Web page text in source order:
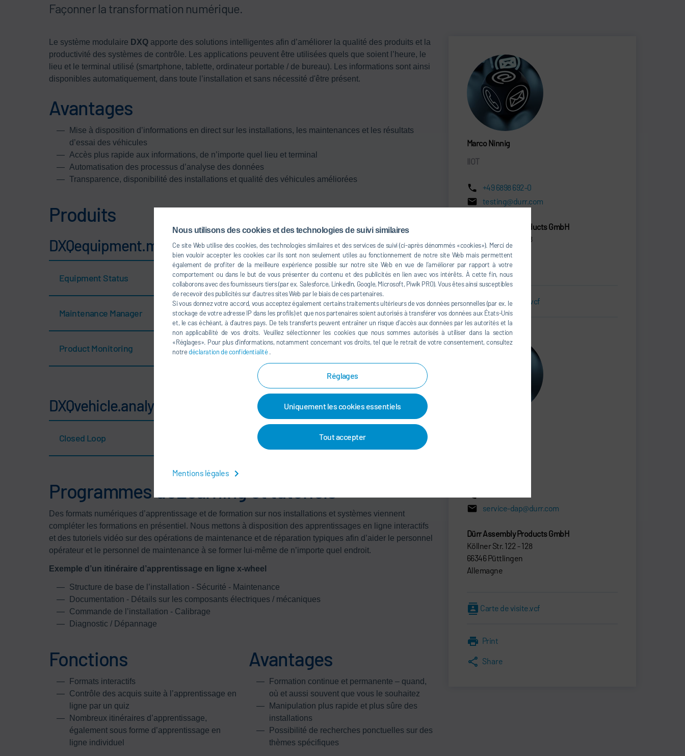
Nous utilisons des cookies et des technologies de suivi similaires
Ce site Web utilise des cookies, des technologies similaires et des services de suivi (ci-après dénommés «cookies»). Merci de
bien vouloir accepter les cookies car ils sont non seulement utiles au fonctionnement de notre site Web mais permettent
également de profiter de la meilleure expérience possible sur notre site Web en vue de l’améliorer par rapport à votre
comportement ou dans le but de vous présenter du contenu et des publicités en lien avec vos intérêts. À cette fin, nous
collaborons avec des fournisseurs tiers (par ex. Salesforce, LinkedIn, Google, Microsoft, Piwik PRO). Vous êtes ainsi susceptibles
de recevoir des publicités sur d’autres sites Web par le biais de ces partenaires.
Si vous donnez votre accord, vous acceptez également certains traitements ultérieurs de vos données personnelles (par ex. le
stockage de votre adresse IP dans les profils) et que nos partenaires soient autorisés à transférer vos données aux États-Unis
et, le cas échéant, à d’autres pays. De tels transferts peuvent entraîner un risque d’accès aux données par les autorités et la
non applicabilité de vos droits. Veuillez sélectionner les cookies que nous sommes autorisés à utiliser dans la section
«Réglages». Pour plus d’informations, notamment concernant vos droits, tel que le retrait de votre consentement, consultez
notredéclaration de confidentialité .
Réglages
Uniquement les cookies essentiels
Tout accepter
Mentions légales
Façonner la transformation numérique.
Le système modulaire DXQ apporte des solutions intelligentes afin d’améliorer la qualité des produits et la
productivité des systèmes de contrôle. Les applications peuvent être utilisées quels que soient l’heure, le
lieu et le terminal utilisé (smartphone, tablette, ordinateur portable / de bureau). Les informations sont ainsi
disponibles automatiquement, dans toute l’installation et sans nécessité d'être présent.
Avantages
Mise à disposition d’informations en direct sur les installations, les maintenances et les résultats
d’essai des véhicules
Accès plus rapide aux informations, de n’importe quel lieu et terminal
Automatisation des processus d’analyse des données
Transparence, disponibilité des installations et qualité des véhicules améliorées
Produits
DXQequipment.monitoring for testing
Equipment Status
Maintenance Manager
Product Monitoring
DXQvehicle.analytics for testing
Closed Loop
Programmes d’eLearning et tutoriels
Des formats numériques d’apprentissage et de formation sur nos installations et systèmes viennent
compléter les formations en présentiel. Nous mettons à disposition des apprentissages en ligne interactifs
et des tutoriels vidéo sur des opérations de maintenance et de réparation typiques afin d’aider le personnel
opérateur et le personnel de maintenance à se former lui-même de n’importe quel endroit.
Exemple d’un itinéraire d’apprentissage en ligne x-wheel
Structure de base de l’installation - Sécurité - Maintenance
Documentation - Détails sur les composants électriques / mécaniques
Commande de l’installation - Calibrage
Diagnostic / Dépannage
Fonctions
Formats interactifs
Contrôle des acquis suite à l’apprentissage en
ligne par un quiz
Nombreux itinéraires d’apprentissage,
également sous forme d’apprentissage en
ligne individuel
Avantages
Formation continue et permanente – quand,
où et aussi souvent que vous le souhaitez
Manipulation plus rapide et plus sûre des
installations
Possibilité de recherches ponctuelles sur des
thèmes spécifiques
Marco Ninnig
IIOT
+49 6898 692-0
testing@durr.com
Dürr Assembly Products GmbH
Köllner Str. 122 - 128
66346 Püttlingen
Allemagne
Carte de visite.vcf
service-dap@durr.com
Dürr Assembly Products GmbH
Köllner Str. 122 - 128
66346 Püttlingen
Allemagne
Carte de visite.vcf
Print
Share